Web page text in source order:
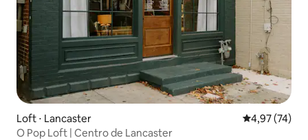
Loft ⋅ Lancaster 4,97 de uma
4,97 (74)
O Pop Loft | Centro de Lancaster